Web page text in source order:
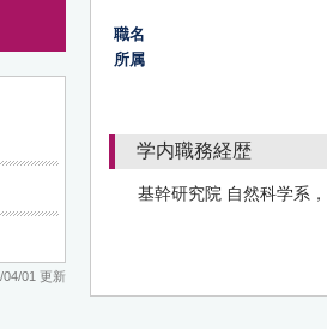
04/01 更新
職名
所属
学内職務経歴
基幹研究院 自然科学系